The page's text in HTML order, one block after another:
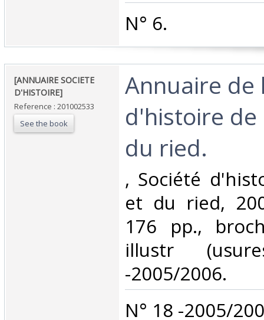
‎N° 6.‎
‎[ANNUAIRE SOCIETE
D'HISTOIRE]‎
Reference : 201002533
See the book
‎Annuaire de
d'histoire
du ried. ‎
‎, Société
et du ried,
176 pp.,
illustr
-2005/2006.‎
‎N° 18 -2005/